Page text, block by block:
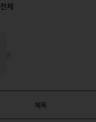
전체
제목